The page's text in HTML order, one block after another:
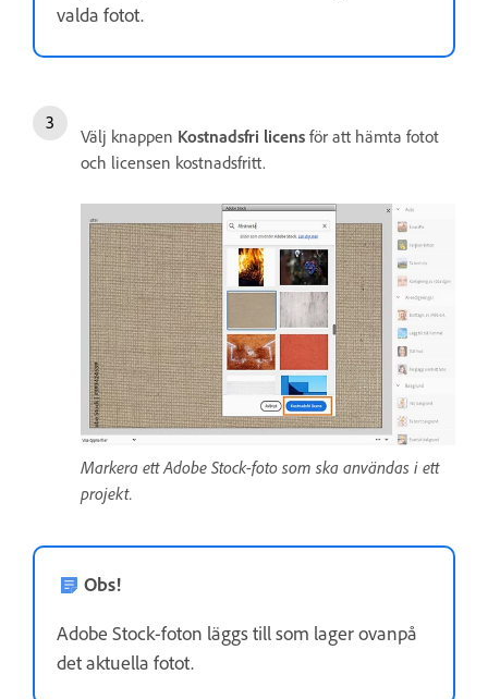
valda fotot.
Välj knappen Kostnadsfri licens för att hämta fotot
och licensen kostnadsfritt.
Markera ett Adobe Stock-foto som ska användas i ett
projekt.
Obs!
Adobe Stock-foton läggs till som lager ovanpå
det aktuella fotot.